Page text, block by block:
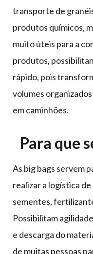
transporte de
produtos químicos,
muito úteis para a
produtos,
rápido, pois
volumes
em caminhões.
Para que
As big bags servem
realizar a logística
sementes,
Possibilitam
e descarga do
de muitas pessoas